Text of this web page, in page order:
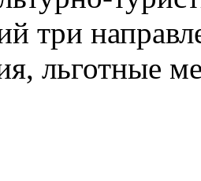
три
льготные